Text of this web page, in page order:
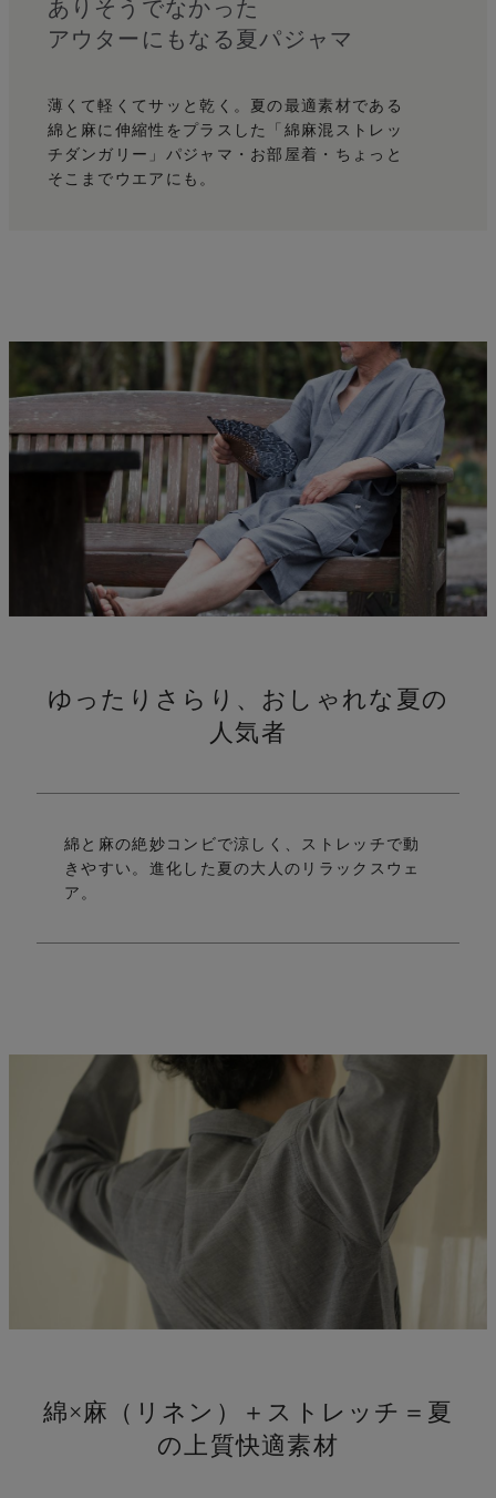
う
れ
し
ありそうでなかった
アウターにもなる夏パジャマ
薄くて軽くてサッと乾く。 夏の最適素材である
綿と麻に伸縮性をプラスした
「綿麻混ストレッ
チダンガリー」 パジャマ・お部屋着・ちょっと
そこまでウエアにも。
ゆったりさらり、おしゃれな夏の
人気者
綿と麻の絶妙コンビで涼しく、ストレッチで動
きやすい。 進化した夏の大人のリラックスウェ
ア。
綿×麻（リネン）＋ストレッチ＝夏
の上質快適素材